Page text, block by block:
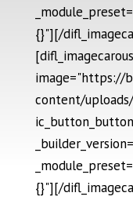
{}"][/
image="https://
content/
{}"][/